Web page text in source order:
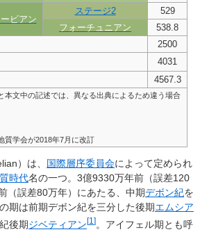
ビアン
ステージ2
529
フォーチュニアン
538.8
2500
4031
4567.3
本文中の記述では、異なる出典によるため違う場合
質学会が2018年7月に改訂
）は、 国際層序委員会によって定められ
時代名の一つ。3億9330万年前（誤差120
（誤差80万年）にあたる、中期デボン紀を
期は前期デボン紀を三分した後期エムシア
後期ジベティアン[1 ]。 アイフェル期とも呼